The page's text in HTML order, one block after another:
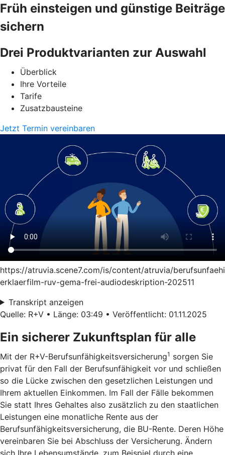
Früh einsteigen und günstige Beiträge
sichern
Drei Produktvarianten zur Auswahl
Überblick
Ihre Vorteile
Tarife
Zusatzbausteine
Jetzt Termin vereinbaren
https://atruvia.scene7.com/is/content/atruvia/
erklaerfilm-ruv-gema-frei-audiodeskription-202511
Transkript anzeigen
Quelle: R+V • Länge: 03:49 • Veröffentlicht: 01.11.2025
Ein sicherer Zukunftsplan für alle
Mit der R+V-Berufsunfähigkeitsversicherung1 sorgen Sie
privat für den Fall der Berufsunfähigkeit vor und schließen
so die Lücke zwischen den gesetzlichen Leistungen und
Ihrem aktuellen Einkommen. Im Fall der Fälle bekommen
Sie statt Ihres Gehaltes also zusätzlich zu den staatlichen
Leistungen eine monatliche Rente aus der
Berufsunfähigkeitsversicherung, die BU-Rente. Deren Höhe
vereinbaren Sie bei Abschluss der Versicherung. Ändern
sich Ihre Lebensumstände, zum Beispiel durch eine